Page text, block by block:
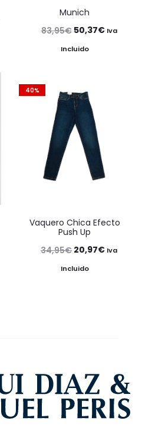
Munich
83,95€ El
precio
83,95€.
50,37€ElIva
Incluido
40%
Vaquero Chica Efecto
Push Up
34,95€ El
precio
20,97€ElIva
Incluido